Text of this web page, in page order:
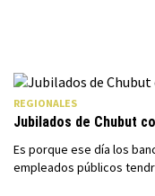
REGIONALES
Jubilados de Chubut
Es porque ese día los
empleados públicos